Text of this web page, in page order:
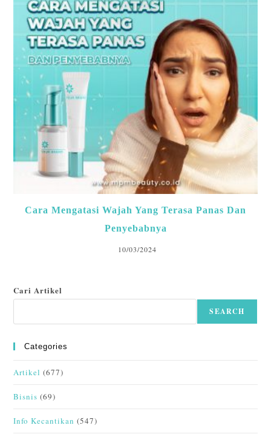
Cara Mengatasi Wajah Yang Terasa Panas Dan
Penyebabnya
10/03/2024
Cari Artikel
SEARCH
Categories
Artikel (677)
Bisnis (69)
Info Kecantikan (547)